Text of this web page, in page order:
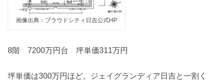
画像出典：プラウドシティ日吉公式HP
8階 7200万円台 坪単価311万円
坪単価は300万円ほど。ジェイグランディア日吉と一割く